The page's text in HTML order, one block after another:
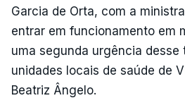
Garcia de Orta, com a
entrar em funcionamento em
uma segunda urgência desse
unidades locais de saúde de
Beatriz Ângelo.